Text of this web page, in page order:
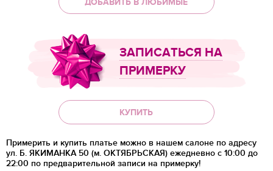
ЗАПИСАТЬСЯ НА
ПРИМЕРКУ
КУПИТЬ
Примерить и купить платье можно в нашем салоне по адресу
ул. Б. ЯКИМАНКА 50 (м. ОКТЯБРЬСКАЯ) ежедневно с 10:00 до
22:00 по предварительной записи на примерку!